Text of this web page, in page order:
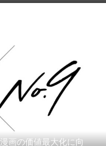
画の価値最大化に向